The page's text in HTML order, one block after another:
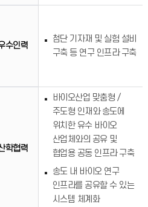
수인력
첨단 기자재 및 실험 설비
구축 등 연구 인프라 구축
학협력
바이오산업 맞춤형 /
주도형 인재와 송도에
위치한 유수 바이오
산업체와의 공유 및
협업용 공동 인프라 구축
송도 내 바이오 연구
인프라를 공유할 수 있는
시스템 체계화